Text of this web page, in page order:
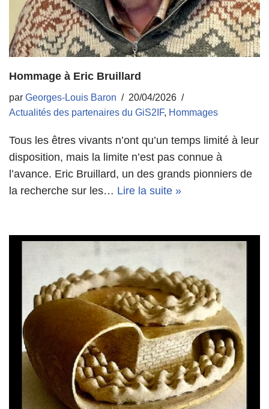
Hommage à Eric Bruillard
par Georges-Louis Baron
20/04/2026
Actualités des partenaires du GiS2IF, Hommages
Tous les êtres vivants n’ont qu’un temps limité à leur
disposition, mais la limite n’est pas connue à
l’avance. Eric Bruillard, un des grands pionniers de
la recherche sur les… Lire la suite »